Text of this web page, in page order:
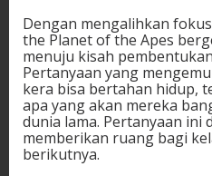
Dengan mengalihkan
the Planet of the Apes
menuju kisah
Pertanyaan yang
kera bisa bertahan hidup,
apa yang akan mereka
dunia lama. Pertanyaan
memberikan ruang bagi
berikutnya.